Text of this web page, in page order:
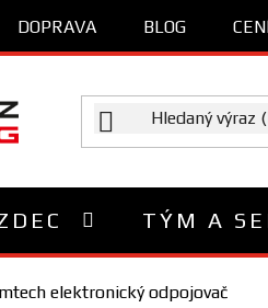
DOPRAVA BLOG
TÝM A
elektronický odpojovač